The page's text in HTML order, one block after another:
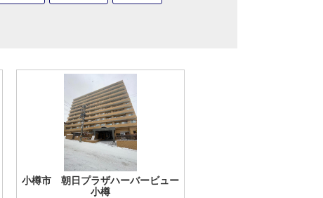
小樽市 朝日プラザハーバービュー
小樽